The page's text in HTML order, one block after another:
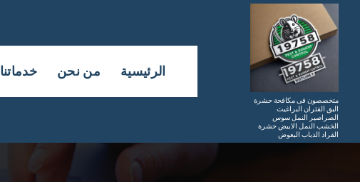
التجاوز
المحتوى
متخصصون فى مكافحة حشرة
البق الفئران البراغيث
الصراصير النمل سوس
الخشب النمل الابيض حشرة
القراد الذباب البعوض
الرئيسية من نحن خدماتنا